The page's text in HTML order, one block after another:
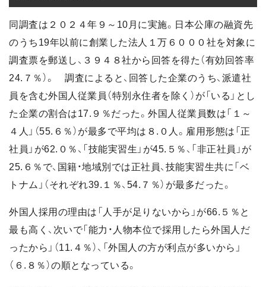
同調査は２０２４年９～10月に実施。日本公庫の融資先
のうち19年以前に創業した法人１万６０００社を対象に
調査票を郵送し、３９４８社から回答を得た（有効回答率
24.７％）。 調査によると、回答した企業のうち、派遣社
員を含む外国人従業員（特別永住者を除く）が「いる」とし
た企業の割合は17.９％だった。外国人従業員数は「１～
４人」（55.６％）が最多で平均は８.０人。雇用形態は「正
社員」が62.０％、「技能実習生」が45.５％、「非正社員」が
25.６％で、国籍・地域別では正社員、技能実習生共に「ベ
トナム」（それぞれ39.１％、54.７％）が最多だった。
外国人採用の理由は「人手が足りないから」が66.５％と
最も高く、次いで「能力・人物本位で採用したら外国人だ
ったから」（11.４％）、「外国人の方が利点が多いから」
（６.８％）の順となっている。